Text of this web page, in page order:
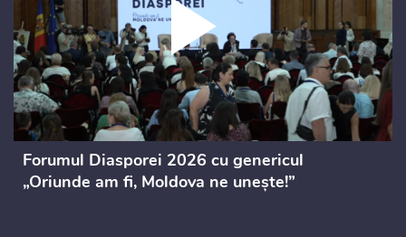
Forumul Diasporei 2026 cu genericul
„Oriunde am fi, Moldova ne unește!”